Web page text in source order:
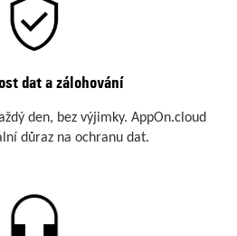
dat a zálohování
den, bez výjimky. AppOn.cloud
důraz na ochranu dat.